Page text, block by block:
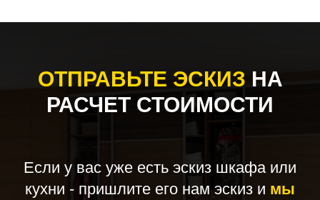
ОТПРАВЬТЕ ЭСКИЗ НА
РАСЧЕТ СТОИМОСТИ
Если у вас уже есть эскиз шкафа или
кухни - пришлите его нам эскиз и мы